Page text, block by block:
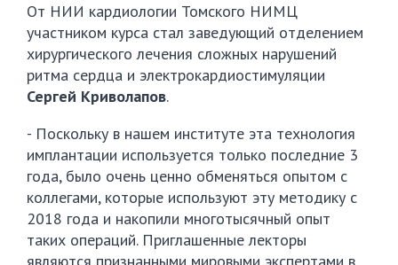
От НИИ кардиологии Томского НИМЦ
участником курса стал заведующий отделением
хирургического лечения сложных нарушений
ритма сердца и электрокардиостимуляции
Сергей Криволапов.
- Поскольку в нашем институте эта технология
имплантации используется только последние 3
года, было очень ценно обменяться опытом с
коллегами, которые используют эту методику с
2018 года и накопили многотысячный опыт
таких операций. Приглашенные лекторы